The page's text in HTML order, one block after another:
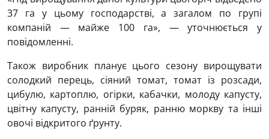
37 га у цьому господарстві, а загалом по групі
компаній — майже 100 га», — уточнюється у
повідомленні.
Також виробник планує цього сезону вирощувати
солодкий перець, сіяний томат, томат із розсади,
цибулю, картоплю, огірки, кабачки, молоду капусту,
цвітну капусту, ранній буряк, ранню моркву та інші
овочі відкритого ґрунту.